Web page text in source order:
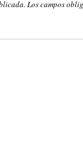
Los campos